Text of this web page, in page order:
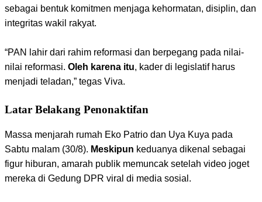
sebagai bentuk komitmen menjaga kehormatan, disiplin, dan
integritas wakil rakyat.
“PAN lahir dari rahim reformasi dan berpegang pada nilai-
nilai reformasi. Oleh karena itu, kader di legislatif harus
menjadi teladan,” tegas Viva.
Latar Belakang Penonaktifan
Massa menjarah rumah Eko Patrio dan Uya Kuya pada
Sabtu malam (30/8). Meskipun keduanya dikenal sebagai
figur hiburan, amarah publik memuncak setelah video joget
mereka di Gedung DPR viral di media sosial.